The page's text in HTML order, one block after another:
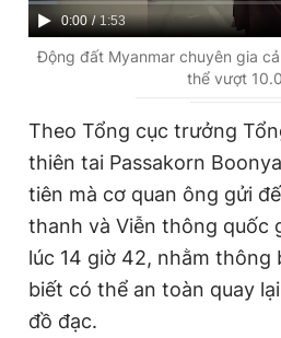
C
u
T
i
m
0:00 / D
u
a
t
o
n
1:53
Động đất Myanmar chuyên gia
thể vượt
Theo Tổng cục trưởng
thiên tai Passakorn
tiên mà cơ quan ông gửi
thanh và Viễn thông quốc
lúc 14 giờ 42, nhằm thông
biết có thể an toàn quay
đồ đạc.